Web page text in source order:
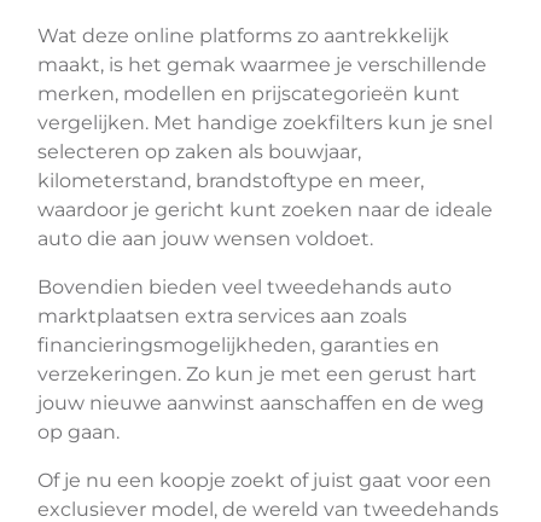
Wat deze online platforms zo aantrekkelijk
maakt, is het gemak waarmee je verschillende
merken, modellen en prijscategorieën kunt
vergelijken. Met handige zoekfilters kun je snel
selecteren op zaken als bouwjaar,
kilometerstand, brandstoftype en meer,
waardoor je gericht kunt zoeken naar de ideale
auto die aan jouw wensen voldoet.
Bovendien bieden veel tweedehands auto
marktplaatsen extra services aan zoals
financieringsmogelijkheden, garanties en
verzekeringen. Zo kun je met een gerust hart
jouw nieuwe aanwinst aanschaffen en de weg
op gaan.
Of je nu een koopje zoekt of juist gaat voor een
exclusiever model, de wereld van tweedehands